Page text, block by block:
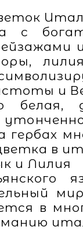
с
и
в
и Лилия
в